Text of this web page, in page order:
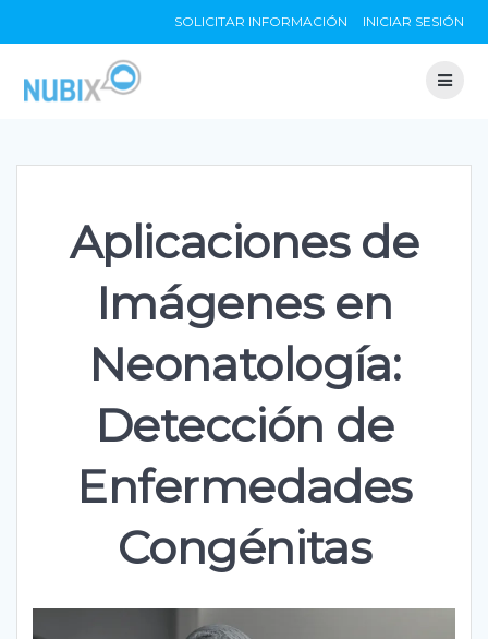
to
SOLICITAR INFORMACIÓN INICIAR SESIÓN
Aplicaciones de
Imágenes en
Neonatología:
Detección de
Enfermedades
Congénitas